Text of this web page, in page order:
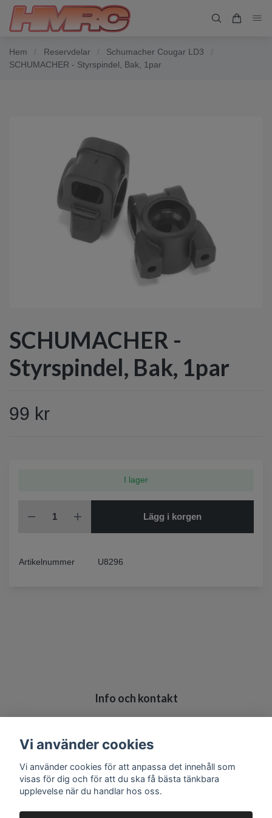
Hem / Reservdelar / Schumacher Cougar LD3
/
SCHUMACHER - Styrspindel, Bak, 1par
SCHUMACHER -
Styrspindel, Bak, 1par
99 kr
I lager
Lägg i korgen
Artikelnummer U8296
Info och kontakt
Kontakt
Vi använder cookies
Vi använder cookies för att anpassa det innehåll som
visas för dig och för att du ska få bästa tänkbara
upplevelse när du handlar hos oss.